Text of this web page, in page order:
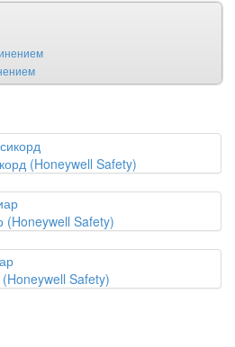
(Honeywell Safety)
(Honeywell Safety)
Safety)